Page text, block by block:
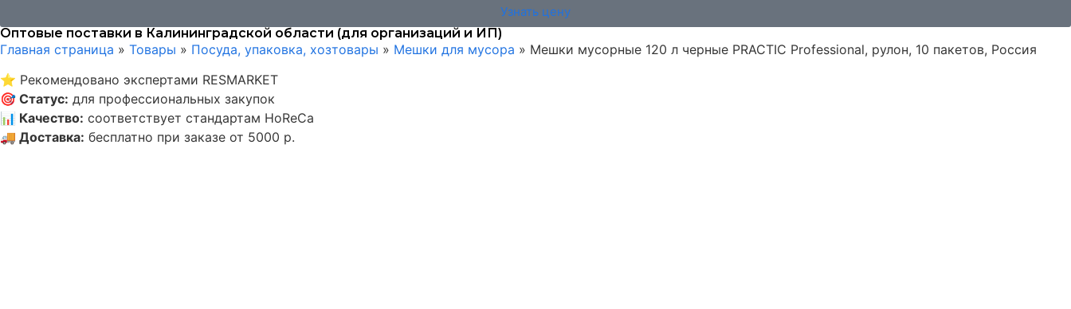
Узнать цену
Оптовые поставки в Калининградской области (для организаций и ИП)
Главная страница » Товары » Посуда, упаковка, хозтовары » Мешки для мусора » Мешки мусорные 120 л черные PRACTIC Professional, рулон, 10 пакетов, Россия
⭐ Рекомендовано экспертами RESMARKET
🎯 Статус: для профессиональных закупок
📊 Качество: соответствует стандартам HoReCa
🚚 Доставка: бесплатно при заказе от 5000 р.